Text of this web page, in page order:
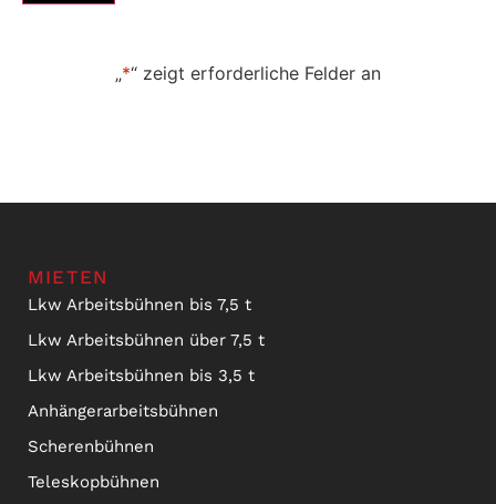
„*“ zeigt erforderliche Felder an
MIETEN
Lkw Arbeitsbühnen bis 7,5 t
Lkw Arbeitsbühnen über 7,5 t
Lkw Arbeitsbühnen bis 3,5 t
Anhängerarbeitsbühnen
Scherenbühnen
Teleskopbühnen